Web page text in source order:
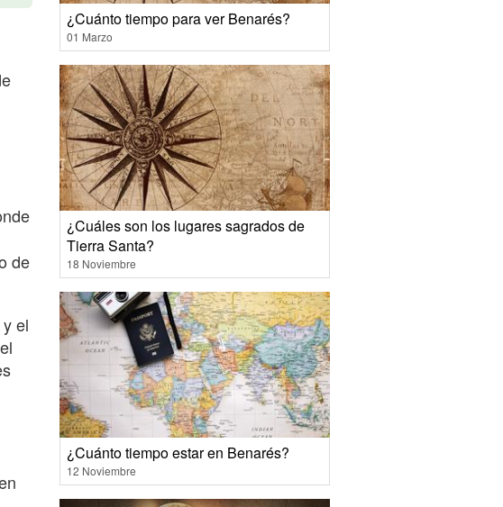
de
el
¿Cuánto tiempo para ver Benarés?
01 Marzo
¿Cuáles son los lugares sagrados de
Tierra Santa?
18 Noviembre
¿Cuánto tiempo estar en Benarés?
12 Noviembre